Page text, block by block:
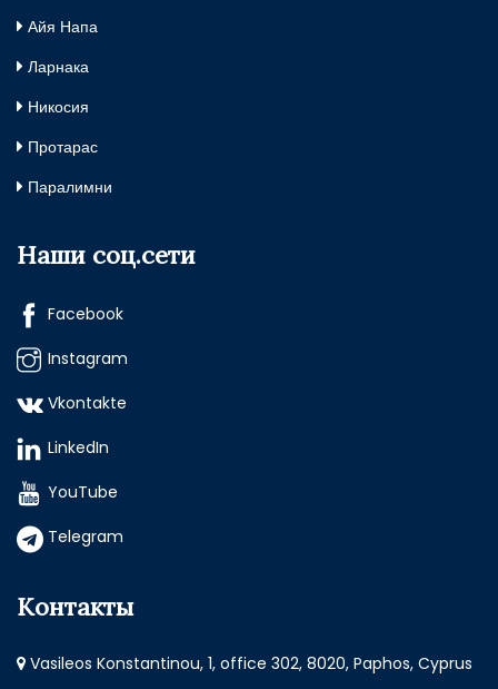
Айя Напа
Ларнака
Никосия
Протарас
Паралимни
Наши соц.сети
Facebook
Instagram
Vkontakte
LinkedIn
YouTube
Telegram
Контакты
Vasileos Konstantinou, 1, office 302, 8020, Paphos, Cyprus